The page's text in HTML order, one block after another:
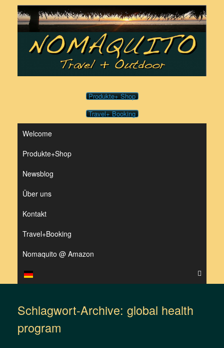
springen
Produkte+ Shop
Travel+ Booking
Welcome
Produkte+Shop
Newsblog
Über uns
Kontakt
Travel+Booking
Nomaquito @ Amazon
Schlagwort-Archive: global health
program